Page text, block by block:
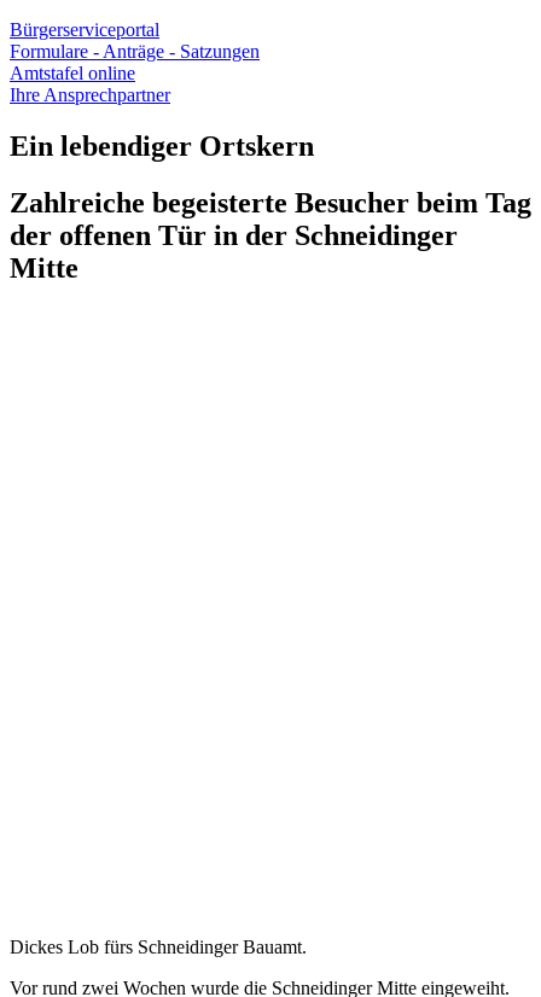
Bürgerserviceportal
Formulare - Anträge - Satzungen
Amtstafel online
Ihre Ansprechpartner
Ein lebendiger Ortskern
Zahlreiche begeisterte Besucher beim Tag
der offenen Tür in der Schneidinger
Mitte
Dickes Lob fürs Schneidinger Bauamt.
Vor rund zwei Wochen wurde die Schneidinger Mitte eingeweiht.